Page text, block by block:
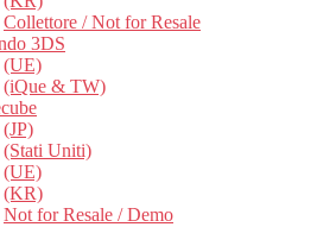
Collettore / Not for Resale
3DS
(UE)
(iQue & TW)
(JP)
(Stati Uniti)
(UE)
(KR)
Not for Resale / Demo